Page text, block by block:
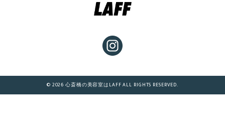
© 2026 心斎橋の美容室はLAFF ALL RIGHTS RESERVED.